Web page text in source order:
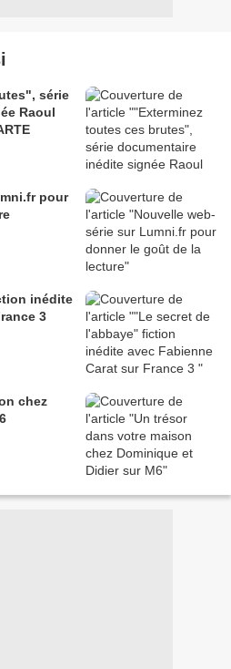
série
Raoul
pour
inédite
3
chez